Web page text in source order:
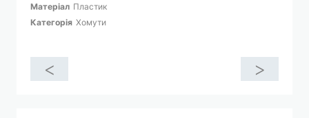
Матеріал Пластик
Категорія Хомути
< >